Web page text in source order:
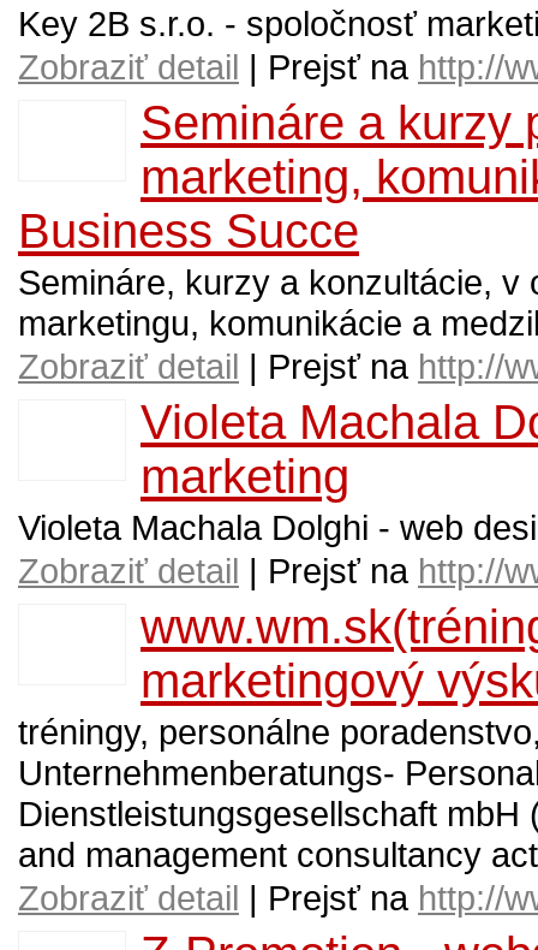
Key 2B s.r.o. - spoločnosť
Zobraziť detail | Prejsť na http://
Semináre a kurzy
marketing,
Business Succe
Semináre, kurzy a konzultácie, v
marketingu, komunikácie a
Zobraziť detail | Prejsť na http://
Violeta Machala
marketing
Violeta Machala Dolghi - web
Zobraziť detail | Prejsť na http://
marketingový
tréningy, personálne
Unternehmenberatungs-
Dienstleistungsgesellschaft
and management consultancy
Zobraziť detail | Prejsť na http://